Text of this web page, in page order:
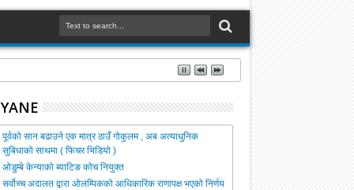
पूर्वको सान बढाउने एक मात्र ठाउँ गोकुलम , अब अत्याधुनिक
सुबिधाको साथमा ( फिचर भिडियो )
ओडुम्बे केन्याको ब्याटिङ कोच नियुक्त
सर्वोच्च अदालत द्वारा ओलम्पिकको आधिकारिक राणापक्ष भएको निर्णय